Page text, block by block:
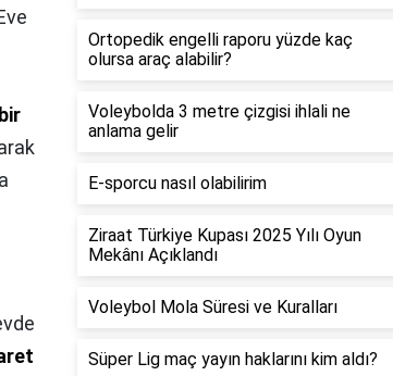
bir
Ortopedik engelli raporu yüzde kaç
olursa araç alabilir?
Voleybolda 3 metre çizgisi ihlali ne
anlama gelir
E-sporcu nasıl olabilirim
Ziraat Türkiye Kupası 2025 Yılı Oyun
Mekânı Açıklandı
Voleybol Mola Süresi ve Kuralları
Süper Lig maç yayın haklarını kim aldı?